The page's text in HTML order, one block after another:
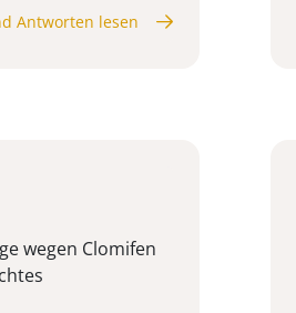
Antworten lesen
wegen Clomifen